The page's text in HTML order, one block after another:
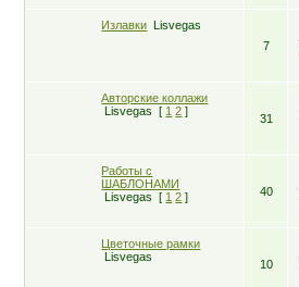
Излавки Lisvegas
7
Авторские коллажи
Lisvegas
[ 1 2 ]
31
Работы с
ШАБЛОНАМИ
Lisvegas
[ 1 2 ] 40
Цветочные рамки
Lisvegas
10